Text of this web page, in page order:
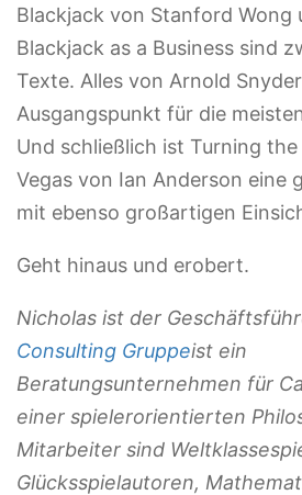
Blackjack von Stanford Wong
Blackjack as a Business sind
Texte. Alles von Arnold
Ausgangspunkt für die
Und schließlich ist Turning the
Vegas von Ian Anderson eine
mit ebenso großartigen
Geht hinaus und erobert.
Nicholas ist der
Consulting Gruppeist ein
Beratungsunternehmen für
einer spielerorientierten
Mitarbeiter sind
Glücksspielautoren,